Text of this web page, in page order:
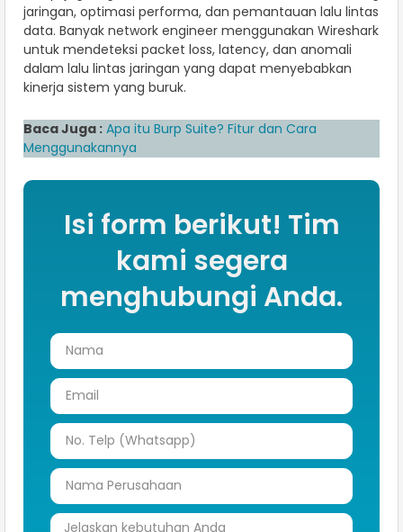
jaringan, optimasi performa, dan pemantauan lalu lintas
data. Banyak network engineer menggunakan Wireshark
untuk mendeteksi packet loss, latency, dan anomali
dalam lalu lintas jaringan yang dapat menyebabkan
kinerja sistem yang buruk.
Baca Juga : Apa itu Burp Suite? Fitur dan Cara
Menggunakannya
Isi form berikut! Tim
kami segera
menghubungi Anda.